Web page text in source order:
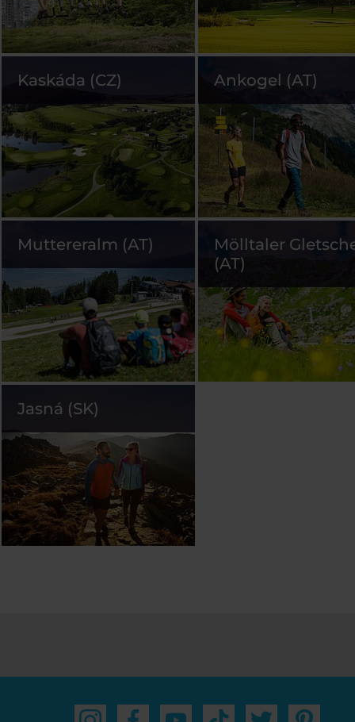
Kaskáda (CZ) Ankogel (AT)
Muttereralm (AT)
Mölltaler
(AT)
Jasná (SK)